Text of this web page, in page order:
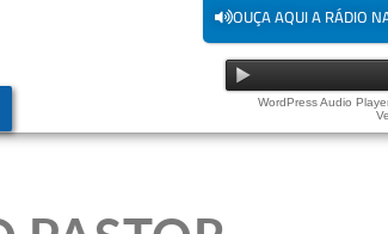
OUÇA AQUI A RÁDIO
WordPress Audio